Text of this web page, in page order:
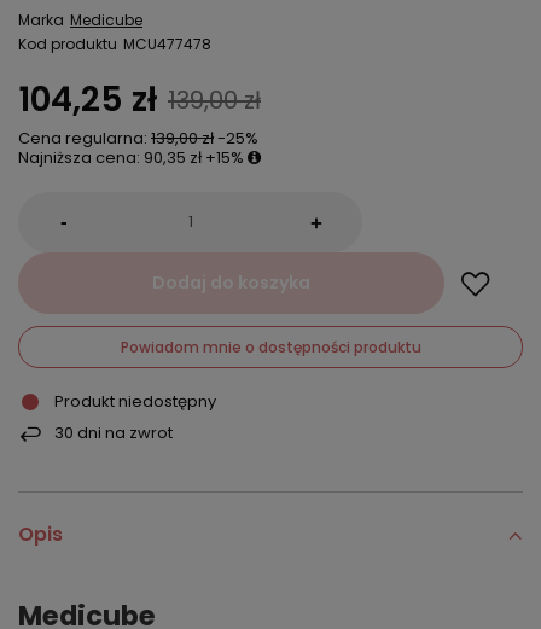
Marka Medicube
Kod produktu MCU477478
104,25 zł 139,00 zł
Cena regularna: 139,00 zł-25%
Najniższa cena: 90,35 zł +15%
- +
Dodaj do koszyka
Powiadom mnie o dostępności produktu
Produkt niedostępny
30 dni na zwrot
Opis
Medicube